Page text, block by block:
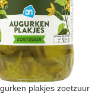
plakjes zoetzuur